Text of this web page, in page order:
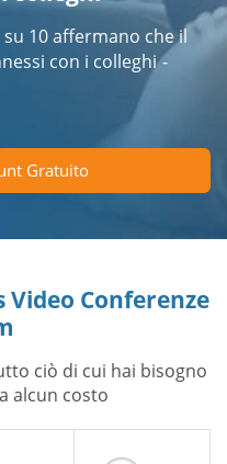
10 affermano che il
con i colleghi-
Gratuito
Video Conferenze
ciò di cui hai bisogno
alcun costo